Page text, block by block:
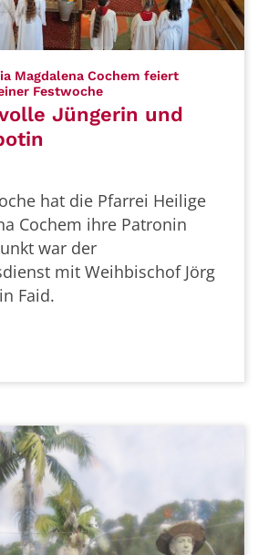
Magdalena Cochem feiert
Festwoche:
Jüngerin und
hat die Pfarrei Heilige
Cochem ihre Patronin
war der
mit Weihbischof Jörg
Faid.